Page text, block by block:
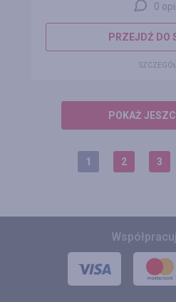
0
PRZEJDŹ DO
POKAŻ
1 2 3